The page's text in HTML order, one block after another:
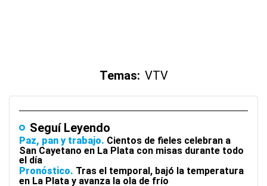
Temas: VTV
Seguí Leyendo
Paz, pan y trabajo Cientos de fieles celebran a
San Cayetano en La Plata con misas durante todo
el día
Pronóstico Tras el temporal, bajó la temperatura
en La Plata y avanza la ola de frío